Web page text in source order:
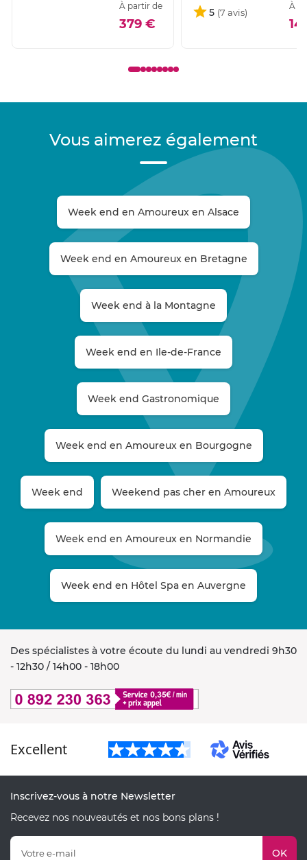
À partir de
379 €
5
À
Vous aimerez également
Week end en Amoureux en Alsace
Week end en Amoureux en Bretagne
Week end à la Montagne
Week end en Ile-de-France
Week end Gastronomique
Week end en Amoureux en Bourgogne
Week end Weekend pas cher en Amoureux
Week end en Amoureux en Normandie
Week end en Hôtel Spa en Auvergne
Des spécialistes à votre écoute du lundi au vendredi 9h30
- 12h30 / 14h00 - 18h00
Excellent
Inscrivez-vous à notre Newsletter
Recevez nos nouveautés et nos bons plans !
OK